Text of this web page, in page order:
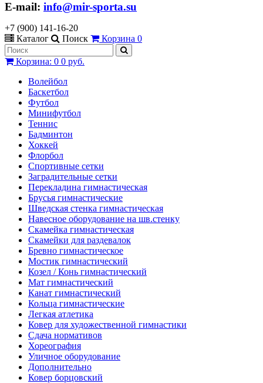
E-mail: info@mir-sporta.su
+7 (900) 141-16-20
Каталог
Поиск Корзина 0
Корзина: 0 0 руб.
Волейбол
Баскетбол
Футбол
Минифутбол
Теннис
Бадминтон
Хоккей
Флорбол
Спортивные сетки
Заградительные сетки
Перекладина гимнастическая
Брусья гимнастические
Шведская стенка гимнастическая
Навесное оборудование на шв.стенку
Скамейка гимнастическая
Скамейки для раздевалок
Бревно гимнастическое
Мостик гимнастический
Козел / Конь гимнастический
Мат гимнастический
Канат гимнастический
Кольца гимнастические
Легкая атлетика
Ковер для художественной гимнастики
Сдача нормативов
Хореография
Уличное оборудование
Дополнительно
Ковер борцовский